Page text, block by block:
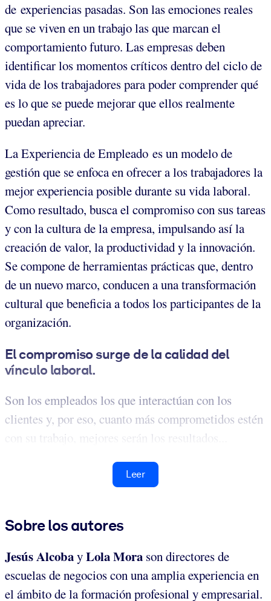
de experiencias pasadas. Son las emociones reales
que se viven en un trabajo las que marcan el
comportamiento futuro. Las empresas deben
identificar los momentos críticos dentro del ciclo de
vida de los trabajadores para poder comprender qué
es lo que se puede mejorar que ellos realmente
puedan apreciar.
La Experiencia de Empleado es un modelo de
gestión que se enfoca en ofrecer a los trabajadores la
mejor experiencia posible durante su vida laboral.
Como resultado, busca el compromiso con sus tareas
y con la cultura de la empresa, impulsando así la
creación de valor, la productividad y la innovación.
Se compone de herramientas prácticas que, dentro
de un nuevo marco, conducen a una transformación
cultural que beneficia a todos los participantes de la
organización.
El compromiso surge de la calidad del
vínculo laboral.
Son los empleados los que interactúan con los
clientes y, por eso, cuanto más comprometidos estén
con su trabajo, mejores serán los resultados...
Leer
Sobre los autores
Jesús AlcobayLola Mora son directores de
escuelas de negocios con una amplia experiencia en
el ámbito de la formación profesional y empresarial.